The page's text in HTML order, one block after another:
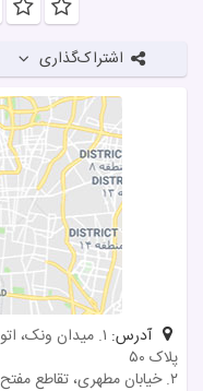
اشتراک‌گذاری
آدرس: ۱. میدان ونک،
پلاک ۵٠
۲. خیابان مطهری، تقاطع مفتح، ساختمان پزشکان ۲۳۰، زیرزمین ۱